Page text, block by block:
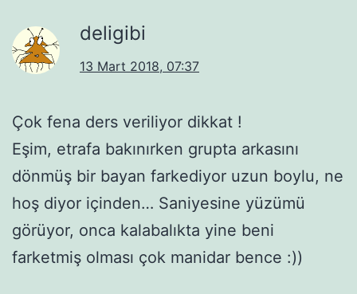
deligibi
13 Mart 2018, 07:37
Çok fena ders veriliyor dikkat !
Eşim, etrafa bakınırken grupta arkasını
dönmüş bir bayan farkediyor uzun boylu, ne
hoş diyor içinden… Saniyesine yüzümü
görüyor, onca kalabalıkta yine beni
farketmiş olması çok manidar bence :))